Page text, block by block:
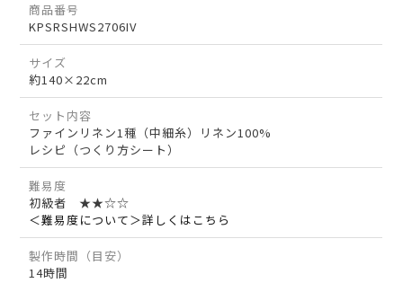
商品番号
KPSRSHWS2706IV
サイズ
約140×22cm
セット内容
ファインリネン1種（中細糸）リネン100%
レシピ（つくり方シート）
難易度
初級者 ★★☆☆
＜難易度について＞詳しくはこちら
製作時間（目安）
14時間